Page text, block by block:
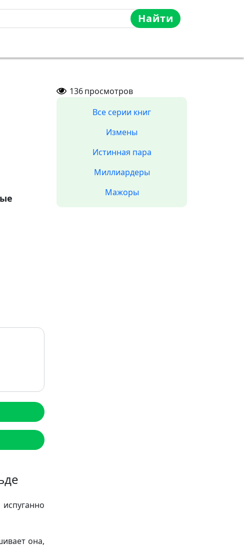
Найти
она,
136просмотров
Все серии книг
Измены
Истинная пара
Миллиардеры
Мажоры